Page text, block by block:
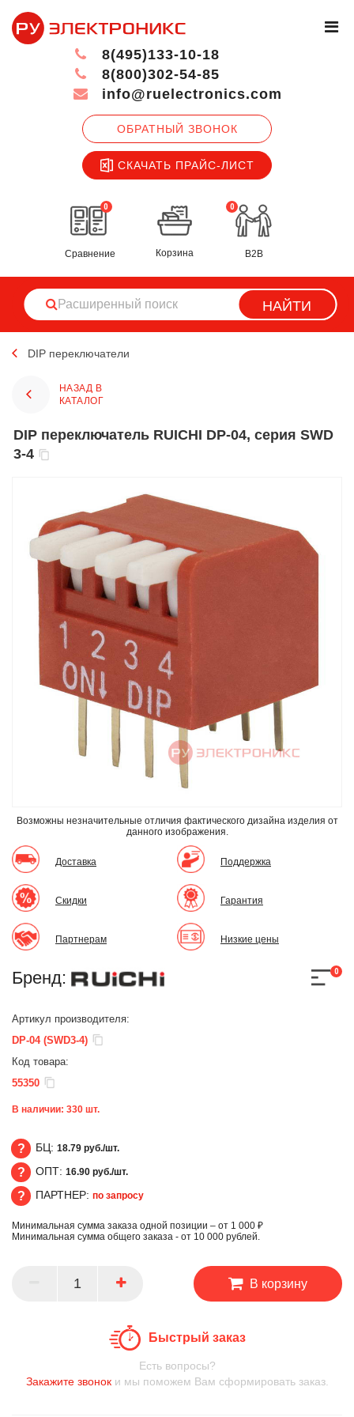
ОБРАТНЫЙ ЗВОНОК
СКАЧАТЬ ПРАЙС-ЛИСТ
8(495)133-10-18
8(800)302-54-85
info@ruelectronics.com
0
Сравнение
0
Корзина B2B
НАЙТИ
DIP переключатели
НАЗАД В
КАТАЛОГ
DIP переключатель RUICHI DP-04, серия SWD
3-4
Возможны незначительные отличия фактического дизайна изделия от
данного изображения.
Доставка
Скидки
Партнерам
Поддержка
Гарантия
Низкие цены
Бренд: 0
Артикул производителя:
DP-04 (SWD3-4)
Код товара:
55350
В наличии: 330 шт.
БЦ
БЦ: 18.79 руб./шт.
ОПТ
ОПТ: 16.90 руб./шт.
ПАРТНЕР
ПАРТНЕР: по запросу
Минимальная сумма заказа одной позиции – от 1 000 ₽
Минимальная сумма общего заказа - от 10 000 рублей.
В корзину
Быстрый заказ
Есть вопросы?
Закажите звоноки мы поможем Вам сформировать заказ.